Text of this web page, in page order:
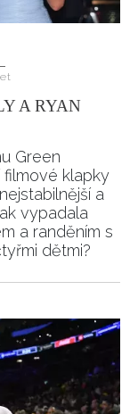
A RYAN
Green
filmové klapky
a
vypadala
a randěním s
dětmi?